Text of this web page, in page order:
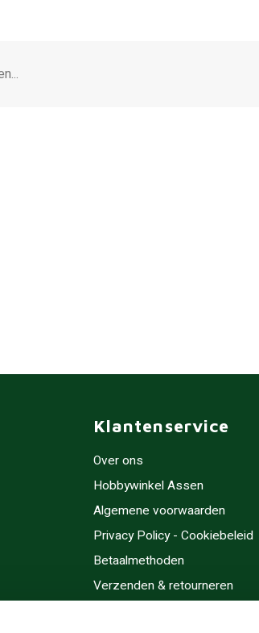
Klantenservice
Over ons
Hobbywinkel Assen
Algemene voorwaarden
Privacy Policy - Cookiebeleid
Betaalmethoden
Verzenden & retourneren